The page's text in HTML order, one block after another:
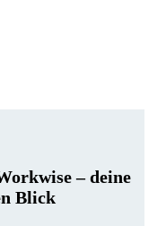
– deine
Blick